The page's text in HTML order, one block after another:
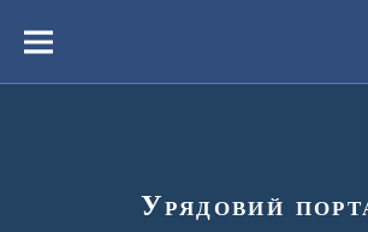
вмістуМеню
Урядовий